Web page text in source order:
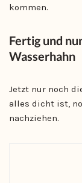
kommen.
Fertig und
Wasserhahn
Jetzt nur noch
alles dicht ist,
nachziehen.